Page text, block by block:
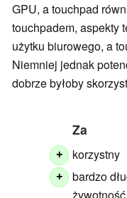
GPU, a touchpad
touchpadem, aspekty
użytku biurowego, a
Niemniej jednak
dobrze byłoby
Za
+ korzystny
+
bardzo